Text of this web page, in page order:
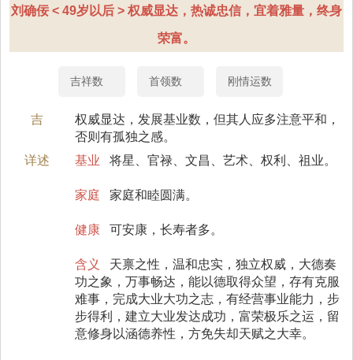
刘确佞 < 49岁以后 > 权威显达，热诚忠信，宜着雅量，终身
荣富。
吉祥数 首领数 刚情运数
吉
权威显达，发展基业数，但其人应多注意平和，
否则有孤独之感。
详述
基业 将星、官禄、文昌、艺术、权利、祖业。
家庭 家庭和睦圆满。
健康 可安康，长寿者多。
含义
天禀之性，温和忠实，独立权威，大德奏
功之象，万事畅达，能以德取得众望，存有克服
难事，完成大业大功之志，有经营事业能力，步
步得利，建立大业发达成功，富荣极乐之运，留
意修身以涵德养性，方免失却天赋之大幸。